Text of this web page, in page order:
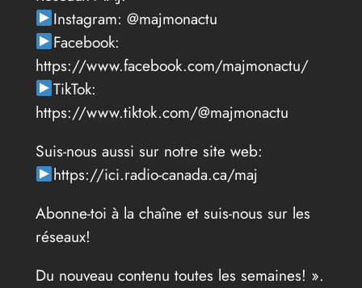
Instagram: @majmonactu
Facebook:
https://www.facebook.com/majmonactu/
TikTok:
https://www.tiktok.com/@majmonactu
Suis-nous aussi sur notre site web:
https://ici.radio-canada.ca/maj
Abonne-toi à la chaîne et suis-nous sur les
réseaux!
Du nouveau contenu toutes les semaines! ».